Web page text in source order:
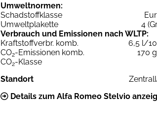
Umweltnormen:
Schadstoffklasse
Umweltplakette
4
Verbrauch und Emissionen nach WLTP:
Kraftstoffverbr. komb.
6,5 l/
CO2-Emissionen komb.
170
CO2-Klasse
Standort
Details zum Alfa Romeo Stelvio